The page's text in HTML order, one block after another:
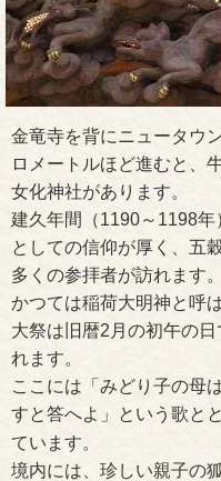
金竜寺を背にニュータウ
ロメートルほど進むと、
女化神社があります。
建久年間（1190～1198
としての信仰が厚く、五
多くの参拝者が訪れます。
かつては稲荷大明神と呼
大祭は旧暦2月の初午の
れます。
ここには「みどり子の母
すと答へよ」という歌とと
ています。
境内には、珍しい親子の